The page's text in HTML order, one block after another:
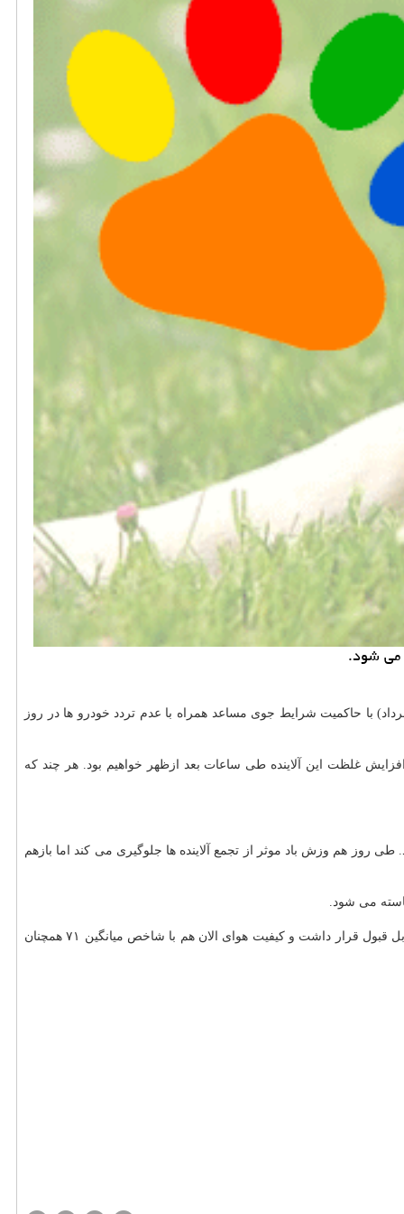
می شود.
پیشبینی های انجام شده در شرکت کنترل کیفیت هوای تهران طی بامداد امروز (۳۱ مرداد) با حاکمیت شرایط جوی مساعد همراه با عدم تردد خودرو ها در روز
غلظت این آلاینده طی ساعات بعد ازظهر خواهیم بود. هر چند که
قبول پیشبینی می شود. طی روز هم وزش باد موثر از تجمع آلاینده ها جلوگیری می کند اما بازهم
می شود.
بر اساس گزارش شرکت کنترل کیفیت هوای تهران، کیفیت هوای ۲۴ ساعت گذشته پایتخت منتهی به ۸ بامداد امروز با شاخص میانگین ۸۵ در شرایط قابل قبول قرار داشت و کیفیت هوای الان هم با شاخص میانگین ۷۱ همچنان